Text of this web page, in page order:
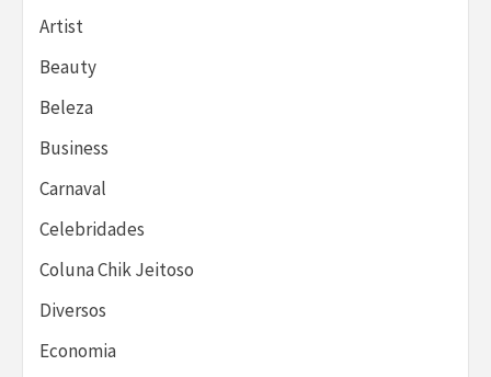
Artist
Beauty
Beleza
Business
Carnaval
Celebridades
Coluna Chik Jeitoso
Diversos
Economia